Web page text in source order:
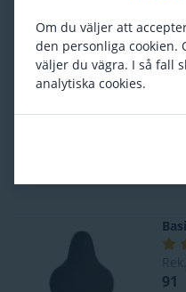
45
91
Om du väljer att
den personliga cookien.
väljer du vägra. I så fall
analytiska cookies.